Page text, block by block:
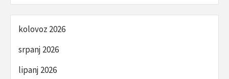
kolovoz 2026
srpanj 2026
lipanj 2026